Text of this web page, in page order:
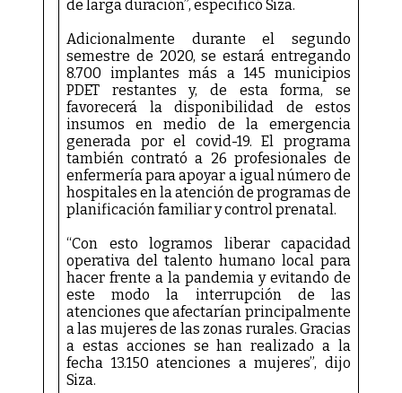
de larga duración”, especificó Siza.
Adicionalmente durante el segundo
semestre de 2020, se estará entregando
8.700 implantes más a 145 municipios
PDET restantes y, de esta forma, se
favorecerá la disponibilidad de estos
insumos en medio de la emergencia
generada por el covid-19. El programa
también contrató a 26 profesionales de
enfermería para apoyar a igual número de
hospitales en la atención de programas de
planificación familiar y control prenatal.
“Con esto logramos liberar capacidad
operativa del talento humano local para
hacer frente a la pandemia y evitando de
este modo la interrupción de las
atenciones que afectarían principalmente
a las mujeres de las zonas rurales. Gracias
a estas acciones se han realizado a la
fecha 13.150 atenciones a mujeres”, dijo
Siza.